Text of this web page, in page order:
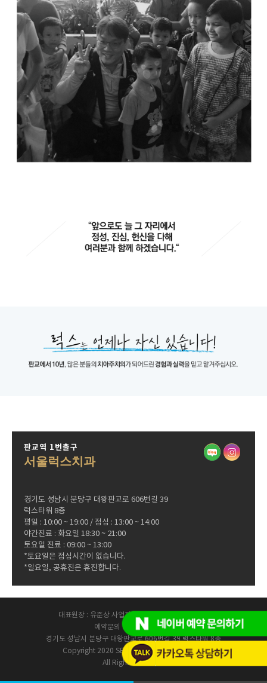
판교역 1번출구
서울럭스치과
경기도 성남시 분당구 대왕판교로 606번길 39
럭스타워 8층
평일 : 10:00 ~ 19:00 / 점심 : 13:00 ~ 14:00
야간진료 : 화요일 18:30 ~ 21:00
토요일 진료 : 09:00 ~ 13:00
*토요일은 점심시간이 없습니다.
*일요일, 공휴진은 휴진합니다.
대표원장 : 유준상 사업자등록번호 : 144-02-38469
예약문의 031-8016-2828
경기도 성남시 분당구 대왕판교로 606번길 39 럭스타워 8층
Copyright 2020 SEOUL LUX DENTAL CLINIC.
All Rights Reserved.